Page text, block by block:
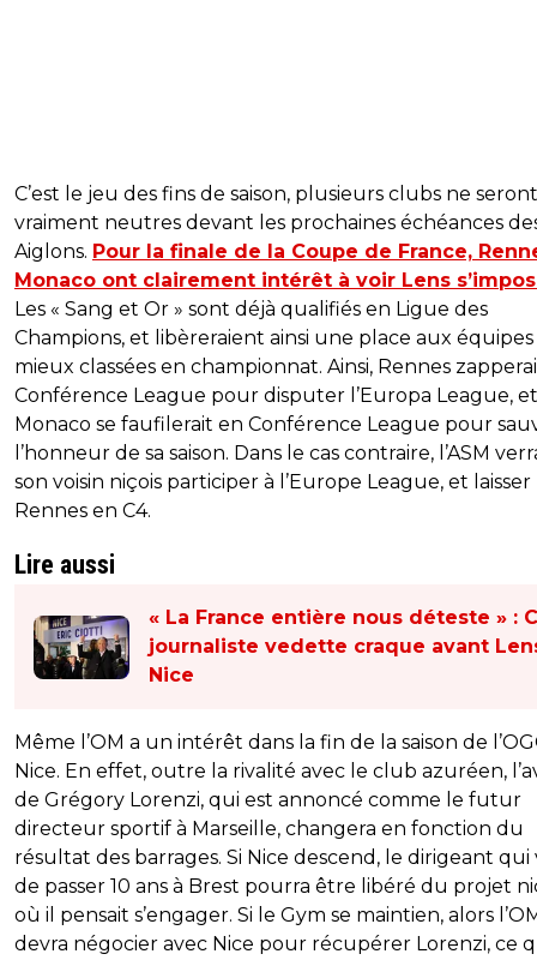
C’est le jeu des fins de saison, plusieurs clubs ne
vraiment neutres devant les prochaines échéances
Aiglons. Pour la finale de la Coupe de France,
Monaco ont clairement intérêt à voir Lens
Les « Sang et Or » sont déjà qualifiés en Ligue des
Champions, et libèreraient ainsi une place aux équipes
mieux classées en championnat. Ainsi, Rennes
Conférence League pour disputer l’Europa League, et
Monaco se faufilerait en Conférence League pour
l’honneur de sa saison. Dans le cas contraire, l’ASM
son voisin niçois participer à l’Europe League, et laisser
Rennes en C4.
Lire aussi
« La France entière nous déteste » :
journaliste vedette craque avant
Nice
Même l’OM a un intérêt dans la fin de la saison de
Nice. En effet, outre la rivalité avec le club azuréen,
de Grégory Lorenzi, qui est annoncé comme le futur
directeur sportif à Marseille, changera en fonction du
résultat des barrages. Si Nice descend, le dirigeant qui
de passer 10 ans à Brest pourra être libéré du projet
où il pensait s’engager. Si le Gym se maintien, alors
devra négocier avec Nice pour récupérer Lorenzi, ce